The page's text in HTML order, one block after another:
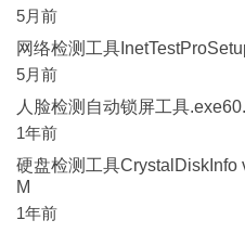
5月前
网络检测工具
5月前
人脸检测自动锁屏工具
1年前
硬盘检测工具CrystalDiskInfo
M
1年前